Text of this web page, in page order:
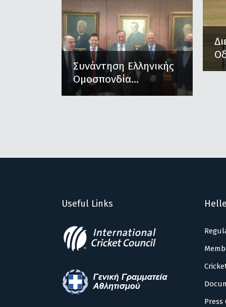
Συνάντηση Ελληνικής
Ομοσπονδία...
Useful Links
Press